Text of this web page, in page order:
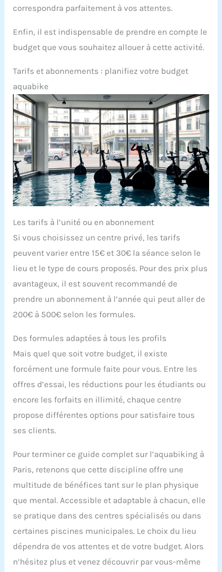
correspondra parfaitement à vos attentes.
Enfin, il est indispensable de prendre en compte le
budget que vous souhaitez allouer à cette activité.
Tarifs et abonnements : planifiez votre budget
aquabike
Les tarifs à l’unité ou en abonnement
Si vous choisissez un centre privé, les tarifs
peuvent varier entre 15€ et 30€ la séance selon le
lieu et le type de cours proposés. Pour des prix plus
avantageux, il est souvent recommandé de
prendre un abonnement à l’année qui peut aller de
200€ à 500€ selon les formules.
Des formules adaptées à tous les profils
Mais quel que soit votre budget, il existe
forcément une formule faite pour vous. Entre les
offres d’essai, les réductions pour les étudiants ou
encore les forfaits en illimité, chaque centre
propose différentes options pour satisfaire tous
ses clients.
Pour terminer ce guide complet sur l’aquabiking à
Paris, retenons que cette discipline offre une
multitude de bénéfices tant sur le plan physique
que mental. Accessible et adaptable à chacun, elle
se pratique dans des centres spécialisés ou dans
certaines piscines municipales. Le choix du lieu
dépendra de vos attentes et de votre budget. Alors
n’hésitez plus et venez découvrir par vous-même